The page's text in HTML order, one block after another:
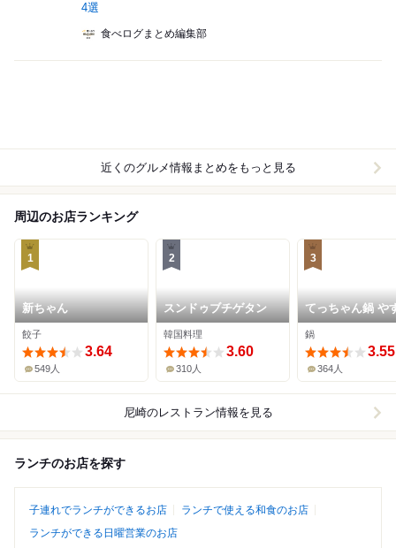
4選
食べログまとめ編集部
近くのグルメ情報まとめをもっと見る
周辺のお店ランキング
1
新ちゃん
餃子
3.64
549人
2
スンドゥブチゲタン
韓国料理
3.60
310人
3
てっちゃん鍋 や
り 尼崎本店
鍋
3.55
364人
尼崎のレストラン情報を見る
ランチのお店を探す
子連れでランチができるお店
ランチで使える和食のお店
ランチができる日曜営業のお店